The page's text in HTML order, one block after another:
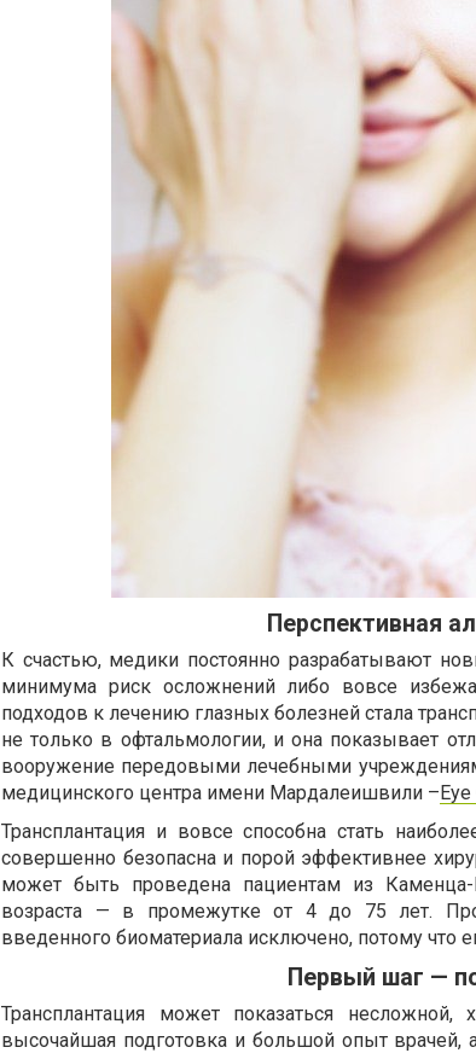
Перспективная
К счастью, медики постоянно разрабатывают
минимума риск осложнений либо вовсе
подходов к лечению глазных болезней стала
не только в офтальмологии, и она показывает
вооружение передовыми лечебными
медицинского центра имени Мардалеишвили –
Трансплантация и вовсе способна стать
совершенно безопасна и порой эффективнее
может быть проведена пациентам из Каменца-
возраста — в промежутке от 4 до 75 лет.
введенного биоматериала исключено, потому что
Первый шаг —
Трансплантация может показаться
высочайшая подготовка и большой опыт врачей,